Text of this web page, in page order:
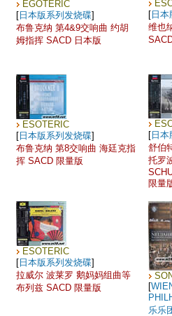
EGOTERIC
[ 日本版系列发烧碟]
布鲁克纳 第4&9交响曲 约胡
姆指挥 SACD 日本版
[ 日
维也
ESOTERIC
[ 日本版系列发烧碟]
布鲁克纳 第8交响曲 海廷克指
挥 SACD 限量版
[ 日
舒伯
托罗
限量
ESOTERIC
[ 日本版系列发烧碟]
拉威尔 波莱罗 鹅妈妈组曲等
布列兹 SACD 限量版
[
乐乐